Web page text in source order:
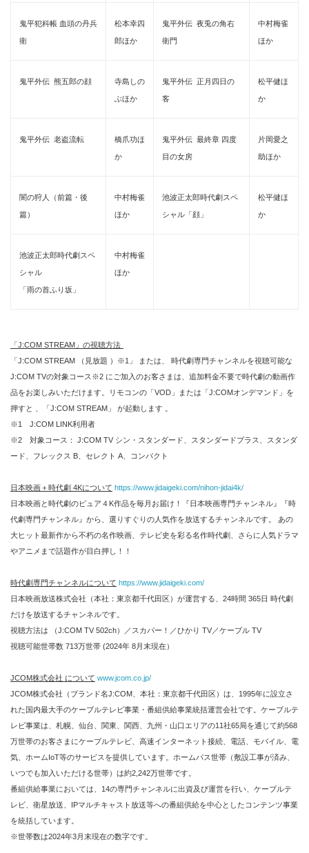
鬼平犯科帳 血頭の丹兵
衛
松本幸四
郎ほか
鬼平外伝 夜兎の角右
衛門
中村梅雀
ほか
鬼平外伝 熊五郎の顔 寺島しの
ぶほか
鬼平外伝 正月四日の
客
松平健ほ
か
鬼平外伝 老盗流転 橋爪功ほ
か
鬼平外伝 最終章 四度
目の女房
片岡愛之
助ほか
闇の狩人（前篇・後
篇）
中村梅雀
ほか
池波正太郎時代劇スペ
シャル「顔」
松平健ほ
か
池波正太郎時代劇スペ
シャル
「雨の首ふり坂」
中村梅雀
ほか
「J:COM STREAM」の視聴方法
「J:COM STREAM （見放題 ）※1」 または、 時代劇専門チャンネルを視聴可能な
J:COM TVの対象コース※2 にご加入のお客さまは、追加料金不要で時代劇の動画作
品をお楽しみいただけます。リモコンの「VOD」または「J:COMオンデマンド」を
押すと 、「J:COM STREAM」 が起動します 。
※1 J:COM LINK利用者
※2 対象コース： J:COM TV シン・スタンダード、スタンダードプラス、スタンダ
ード、フレックス B、セレクト A、コンパクト
日本映画＋時代劇 4Kについて https://www.jidaigeki.com/nihon-jidai4k/
日本映画と時代劇のピュア４K作品を毎月お届け！『日本映画専門チャンネル』『時
代劇専門チャンネル』から、選りすぐりの人気作を放送するチャンネルです。 あの
大ヒット最新作から不朽の名作映画、テレビ史を彩る名作時代劇、さらに人気ドラマ
やアニメまで話題作が目白押し！！
時代劇専門チャンネルについて https://www.jidaigeki.com/
日本映画放送株式会社（本社：東京都千代田区）が運営する、24時間 365日 時代劇
だけを放送するチャンネルです。
視聴方法は （J:COM TV 502ch）／スカパー！／ひかり TV／ケーブル TV
視聴可能世帯数 713万世帯 (2024年 8月末現在）
JCOM株式会社 について www.jcom.co.jp/
JCOM株式会社（ブランド名J:COM、本社：東京都千代田区）は、1995年に設立さ
れた国内最大手のケーブルテレビ事業・番組供給事業統括運営会社です。ケーブルテ
レビ事業は、札幌、仙台、関東、関西、九州・山口エリアの11社65局を通じて約568
万世帯のお客さまにケーブルテレビ、高速インターネット接続、電話、モバイル、電
気、ホームIoT等のサービスを提供しています。ホームパス世帯（敷設工事が済み、
いつでも加入いただける世帯）は約2,242万世帯です。
番組供給事業においては、14の専門チャンネルに出資及び運営を行い、ケーブルテ
レビ、衛星放送、IPマルチキャスト放送等への番組供給を中心としたコンテンツ事業
を統括しています。
※世帯数は2024年3月末現在の数字です。